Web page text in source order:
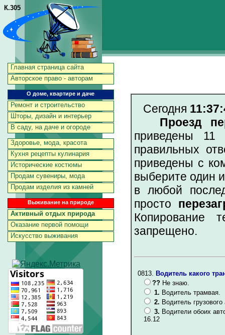
К.305
Главная страница сайта
Авторское право - авторам
О доме, квартире и даче
Ремонт и строительство
Шторы, дизайн и интерьер
В саду, на даче и огороде
Здоровье, мода, красота
Кухня рецепты кулинария
Исторические костюмы
Продам сувениры, мода
Продам изделия из камней
Выживание на природе
Активный отдых природа
Оказание первой помощи
Искусство выживания
Сегодня
Проезд
приведены
правильных
приведены с
выберите один
в любой
просто
Копирование
запрещено.
0813. Водитель какого
?? Не знаю.
1. Водитель трамвая.
2. Водитель
3. Водители обоих
16.12